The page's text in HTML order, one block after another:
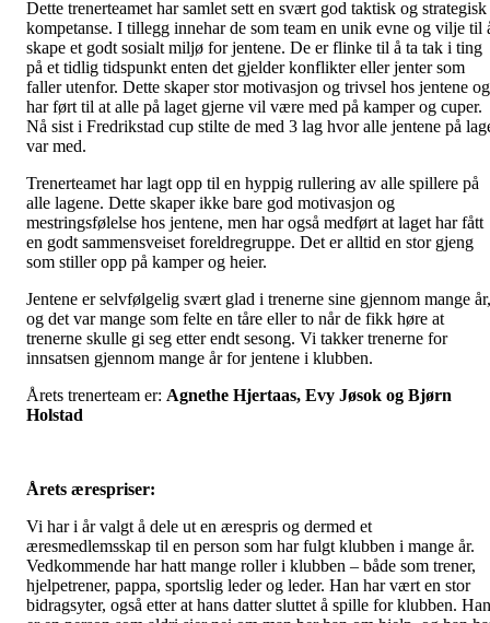
Dette trenerteamet har samlet sett en svært god taktisk og strategisk
kompetanse. I tillegg innehar de som team en unik evne og vilje til
skape et godt sosialt miljø for jentene. De er flinke til å ta tak i ting
på et tidlig tidspunkt enten det gjelder konflikter eller jenter som
faller utenfor. Dette skaper stor motivasjon og trivsel hos jentene og
har ført til at alle på laget gjerne vil være med på kamper og cuper.
Nå sist i Fredrikstad cup stilte de med 3 lag hvor alle jentene på
var med.
Trenerteamet har lagt opp til en hyppig rullering av alle spillere på
alle lagene. Dette skaper ikke bare god motivasjon og
mestringsfølelse hos jentene, men har også medført at laget har fått
en godt sammensveiset foreldregruppe. Det er alltid en stor gjeng
som stiller opp på kamper og heier.
Jentene er selvfølgelig svært glad i trenerne sine gjennom mange år,
og det var mange som felte en tåre eller to når de fikk høre at
trenerne skulle gi seg etter endt sesong. Vi takker trenerne for
innsatsen gjennom mange år for jentene i klubben.
Årets trenerteam er: Agnethe Hjertaas, Evy Jøsok og Bjørn
Holstad
Årets ærespriser:
Vi har i år valgt å dele ut en ærespris og dermed et
æresmedlemsskap til en person som har fulgt klubben i mange år.
Vedkommende har hatt mange roller i klubben – både som trener,
hjelpetrener, pappa, sportslig leder og leder. Han har vært en stor
bidragsyter, også etter at hans datter sluttet å spille for klubben. Han